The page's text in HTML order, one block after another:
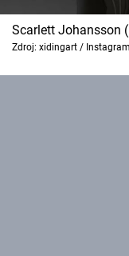
Scarlett Johansson
Zdroj: xidingart / Instagram